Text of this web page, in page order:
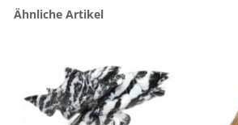
Ähnliche Artikel